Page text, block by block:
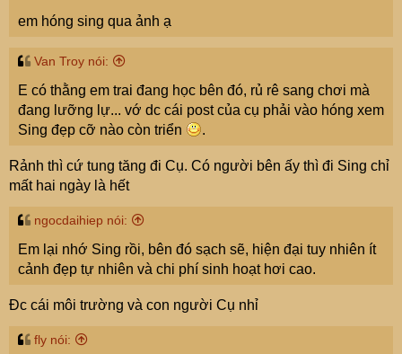
em hóng sing qua ảnh ạ
Van Troy nói:
E có thằng em trai đang học bên đó, rủ rê sang chơi mà
đang lưỡng lự... vớ dc cái post của cụ phải vào hóng xem
Sing đẹp cỡ nào còn triển
.
Rảnh thì cứ tung tăng đi Cụ. Có người bên ấy thì đi Sing chỉ
mất hai ngày là hết
ngocdaihiep nói:
Em lại nhớ Sing rồi, bên đó sạch sẽ, hiện đại tuy nhiên ít
cảnh đẹp tự nhiên và chi phí sinh hoạt hơi cao.
Đc cái môi trường và con người Cụ nhỉ
fly nói: